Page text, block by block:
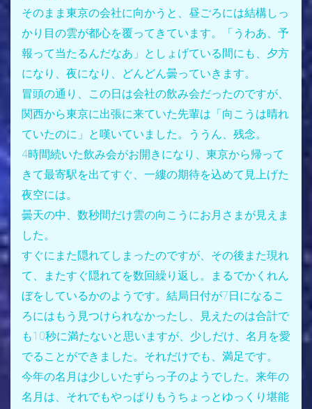
そのまま東京の会社に向かうと、昼ごろには結構しっ
かり目の雲が都心を覆ってきています。「うわあ、予
報って当たるんだなあ」としょげている間にも、夕方
になり、夜になり、どんどん曇っていきます。
冒頭の通り、この日は会社の飲み会だったのですが、
関西から東京に出張に来ていた先輩は「向こうは晴れ
ていたのに」と嘆いていました。ううん、残念。
4時間続いた飲み会がお開きになり、東京から帰って
きて最寄駅を出てすぐ、一縷の期待を込めて見上げた
夜空には。
曇天の中、数秒間だけ雲の向こうにお月さまが見えま
した。
すぐにまた隠れてしまったのですが、その後また現れ
て、またすぐ隠れてを数回繰り返し。まるでかくれん
ぼをしているかのようです。結局日付が7日になるこ
ろにはもう見つけられなかったし、見えたのは合計で
も10秒に満たないと思いますが、少しだけ、名月を愛
でることができました。それだけでも、満足です。
今年の名月は少しいたずらっ子のようでした。来年の
名月は、それでもやっぱりもうちょっとゆっくり堪能